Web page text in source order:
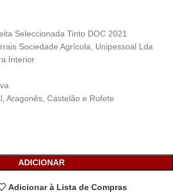
Seleccionada Tinto DOC 2021
Sociedade Agrícola, Unipessoal Lda
Interior
Aragonês, Castelão e Rufete
ADICIONAR
Adicionar à Lista de Compras